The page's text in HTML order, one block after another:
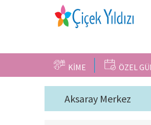
KİME ÖZEL
Aksaray Merkez